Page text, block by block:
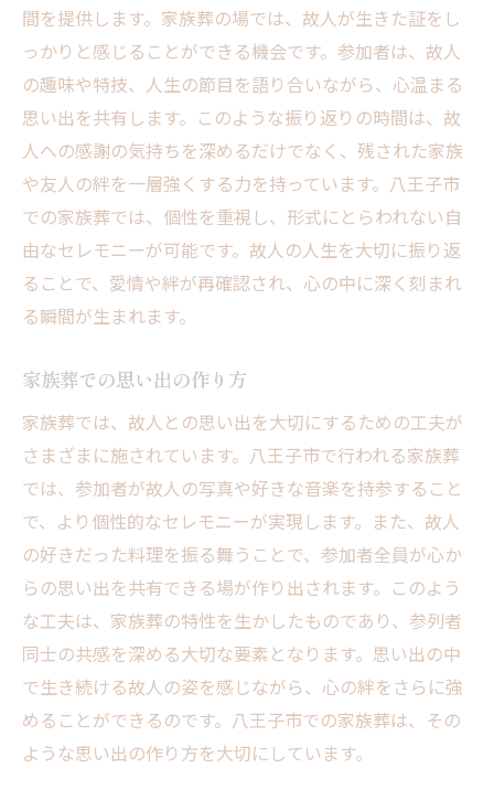
間を提供します。家族葬の場では、故人が生きた証をし
っかりと感じることができる機会です。参加者は、故人
の趣味や特技、人生の節目を語り合いながら、心温まる
思い出を共有します。このような振り返りの時間は、故
人への感謝の気持ちを深めるだけでなく、残された家族
や友人の絆を一層強くする力を持っています。八王子市
での家族葬では、個性を重視し、形式にとらわれない自
由なセレモニーが可能です。故人の人生を大切に振り返
ることで、愛情や絆が再確認され、心の中に深く刻まれ
る瞬間が生まれます。
家族葬での思い出の作り方
家族葬では、故人との思い出を大切にするための工夫が
さまざまに施されています。八王子市で行われる家族葬
では、参加者が故人の写真や好きな音楽を持参すること
で、より個性的なセレモニーが実現します。また、故人
の好きだった料理を振る舞うことで、参加者全員が心か
らの思い出を共有できる場が作り出されます。このよう
な工夫は、家族葬の特性を生かしたものであり、参列者
同士の共感を深める大切な要素となります。思い出の中
で生き続ける故人の姿を感じながら、心の絆をさらに強
めることができるのです。八王子市での家族葬は、その
ような思い出の作り方を大切にしています。